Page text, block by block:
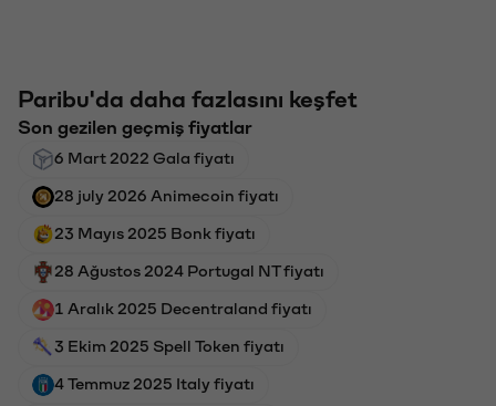
Paribu'da daha fazlasını keşfet
Son gezilen geçmiş fiyatlar
6 Mart 2022 Gala fiyatı
28 july 2026 Animecoin fiyatı
23 Mayıs 2025 Bonk fiyatı
28 Ağustos 2024 Portugal NT fiyatı
1 Aralık 2025 Decentraland fiyatı
3 Ekim 2025 Spell Token fiyatı
4 Temmuz 2025 Italy fiyatı